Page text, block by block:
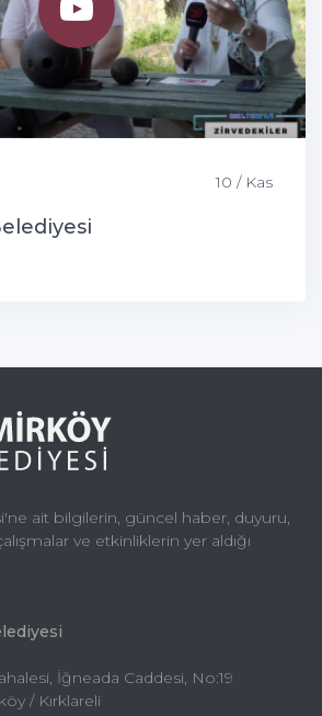
10 / Kas
ait bilgilerin, güncel haber, duyuru,
ve etkinliklerin yer aldığı
İğneada Caddesi, No:19
/ Kırklareli